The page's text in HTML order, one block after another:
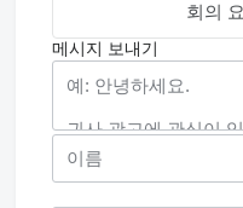
회의
메시지 보내기